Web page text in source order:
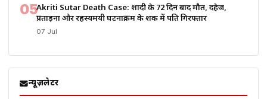
05Akriti Sutar Death Case: शादी के 72 दिन बाद मौत, दहेज,
प्रताड़ना और रहस्यमयी घटनाक्रम के शक में पति गिरफ्तार
07 Jul
न्यूज़लेटर